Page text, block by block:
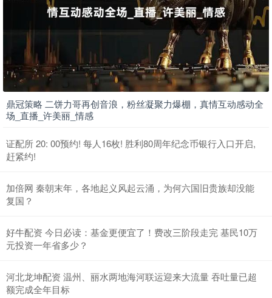
鼎冠策略 二饼力哥再创音浪，粉丝凝聚力爆棚，真情互动感动全
场_直播_许美丽_情感
证配所 20: 00预约! 每人16枚! 胜利80周年纪念币银行入口开启,
赶紧约!
加倍网 秦朝末年，各地起义风起云涌，为何六国旧贵族却没能
复国？
好牛配资 今日必读：基金更便宜了！费改三阶段走完 基民10万
元投资一年省多少？
河北龙坤配资 温州、丽水两地海河联运迎来大流量 吞吐量已超
额完成全年目标